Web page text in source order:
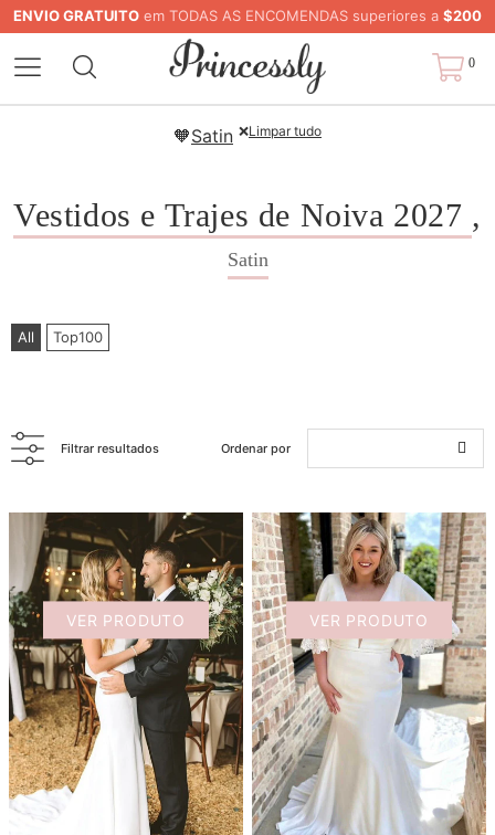
ENVIO GRATUITO em TODAS AS ENCOMENDAS superiores a $200
0
🧡Satin ❌Limpar tudo
Vestidos e Trajes de Noiva 2027 ,
Satin
All Top100
Filtrar resultados Ordenar por
VER PRODUTO VER PRODUTO